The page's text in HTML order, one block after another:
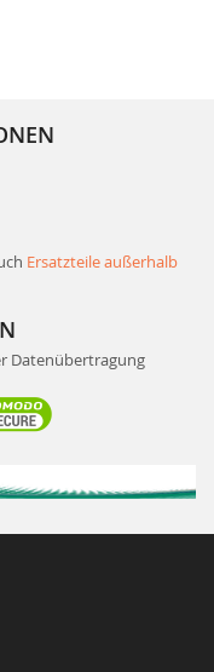
Ersatzteile außerhalb
Datenübertragung